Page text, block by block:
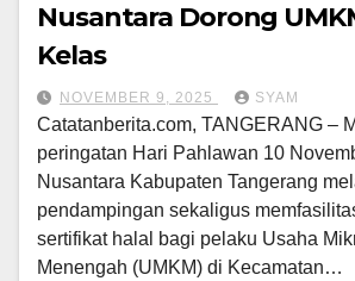
Nusantara Dorong
Kelas
NOVEMBER 9, 2025 SYAM
Catatanberita.com, TANGERANG –
peringatan Hari Pahlawan 10
Nusantara Kabupaten Tangerang
pendampingan sekaligus
sertifikat halal bagi pelaku Usaha
Menengah (UMKM) di Kecamatan…